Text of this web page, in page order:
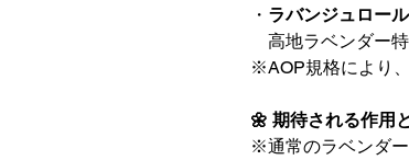
・ ラバンジュロー
高地ラベンダー
※AOP規格により
🌼 期待される作用
※通常のラベンダ